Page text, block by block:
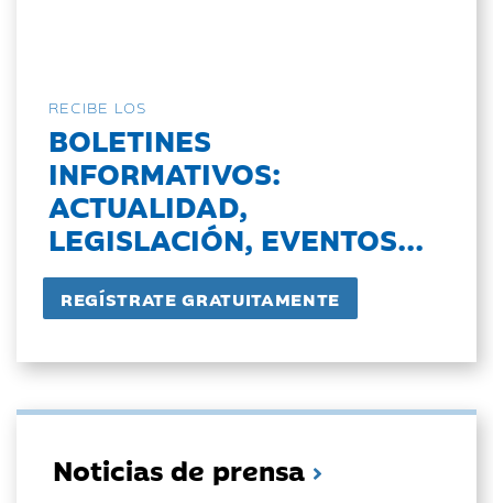
RECIBE LOS
BOLETINES
INFORMATIVOS:
ACTUALIDAD,
LEGISLACIÓN, EVENTOS...
Noticias de prensa